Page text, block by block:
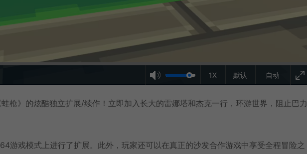
自动
1X 默认
枪》的炫酷独立扩展/续作！立即加入长大的雷娜塔和杰克一行，环游世界，阻止巴力
游戏模式上进行了扩展。此外，玩家还可以在真正的沙发合作游戏中享受全程冒险之